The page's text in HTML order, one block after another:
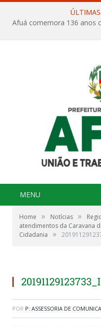
MENU
Home » Notícias »
atendimentos da Caravana
Cidadania
»
POR P: ASSESSORIA DE